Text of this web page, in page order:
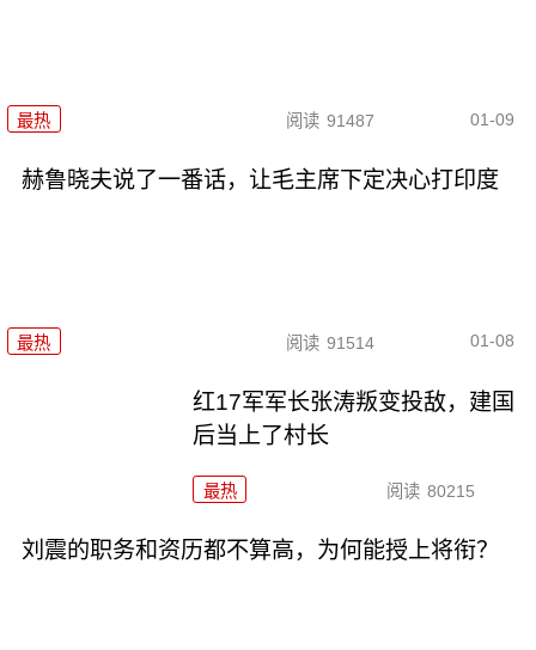
最热 阅读 91487 01-09
赫鲁晓夫说了一番话，让毛主席下定决心打印度
最热 阅读 91514 01-08
红17军军长张涛叛变投敌，建国
后当上了村长
最热 阅读 80215
刘震的职务和资历都不算高，为何能授上将衔？